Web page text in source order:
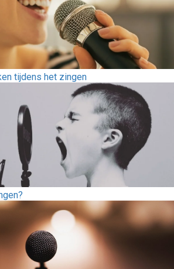
tijdens het zingen